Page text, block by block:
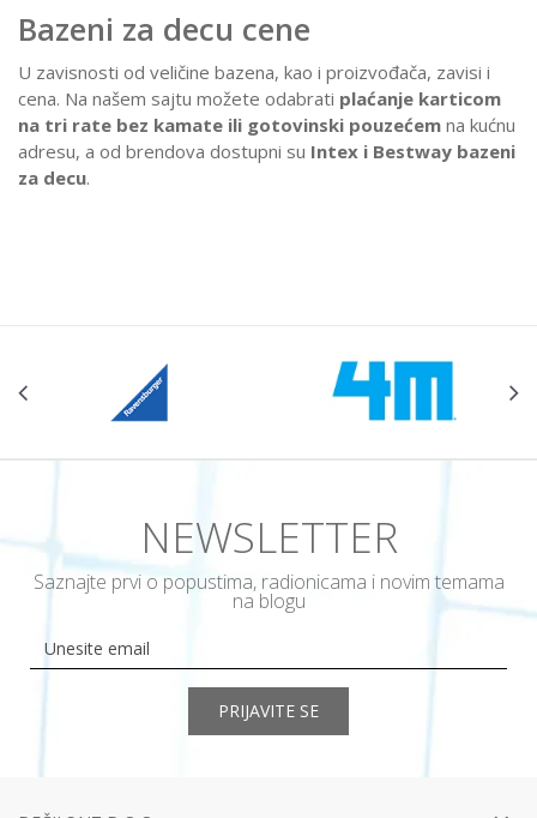
Bazeni za decu cene
U zavisnosti od veličine bazena, kao i proizvođača, zavisi i
cena. Na našem sajtu možete odabrati plaćanje karticom
na tri rate bez kamate ili gotovinski pouzećem na kućnu
adresu, a od brendova dostupni su Intex i Bestway bazeni
za decu.
NEWSLETTER
Saznajte prvi o popustima, radionicama i novim temama
na blogu
PRIJAVITE SE